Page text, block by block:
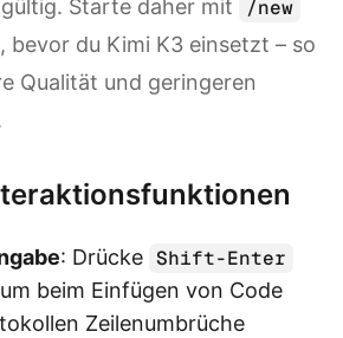
Starte daher mit
/new
bevor du Kimi K3 einsetzt – so
Qualität und geringeren
: Drücke Shift-Enter
beim Einfügen von Code
Zeilenumbrüche